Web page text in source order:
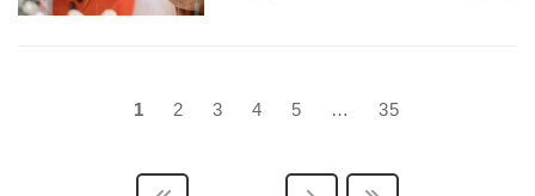
1 2 3 4 5 … 35